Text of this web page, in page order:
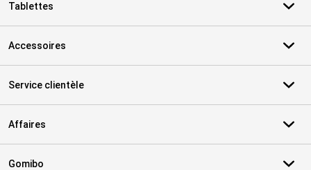
Tablettes
Accessoires
Service clientèle
Affaires
Gomibo